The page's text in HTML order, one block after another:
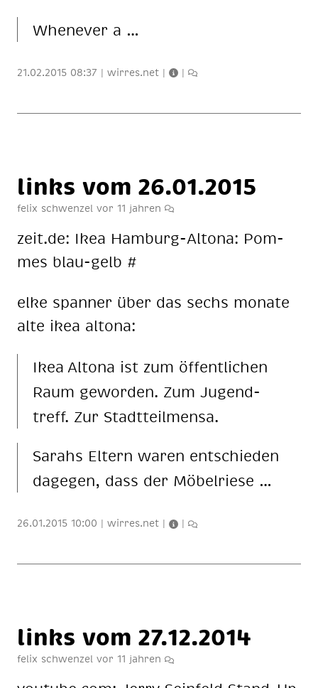
When­ever a …
21.02.2015 08:37 | wirres.net | |
links vom 26.01.2015
felix schwenzel vor 11 jahren
zeit.de: Ikea Ham­burg-Al­to­na: Pom­
mes blau-gelb #
elke span­ner über das sechs mo­na­te
alte ikea al­to­na:
Ikea Al­to­na ist zum öf­fent­li­chen
Raum ge­wor­den. Zum Ju­gend­
treff. Zur Stadt­teil­men­sa.
Sa­rahs El­tern wa­ren ent­schie­den
da­ge­gen, dass der Mö­bel­rie­se …
26.01.2015 10:00 | wirres.net | |
links vom 27.12.2014
felix schwenzel vor 11 jahren